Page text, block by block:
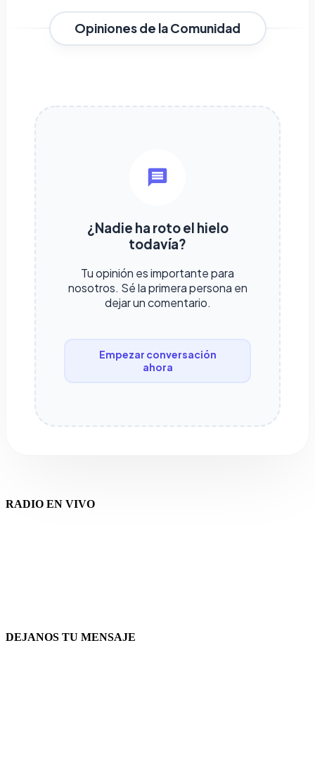
Opiniones de la Comunidad
¿Nadie ha roto el hielo
todavía?
Tu opinión es importante para
nosotros. Sé la primera persona en
dejar un comentario.
Empezar conversación
ahora
RADIO EN VIVO
DEJANOS TU MENSAJE